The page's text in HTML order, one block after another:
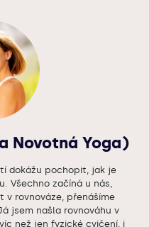
Novotná Yoga)
dokážu pochopit, jak je
Všechno začíná u nás,
v rovnováze, přenášíme
jsem našla rovnováhu v
než jen fyzické cvičení, i